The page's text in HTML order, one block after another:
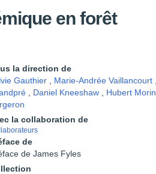
en forêt
la direction de
Gauthier
Marie-Andrée Vaillancourt
Daniel Kneeshaw Hubert Morin
la collaboration de
de
de James Fyles